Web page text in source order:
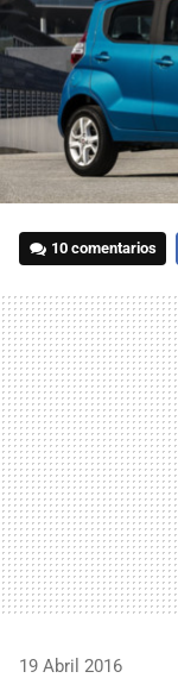
10 comentarios
19 Abril 2016